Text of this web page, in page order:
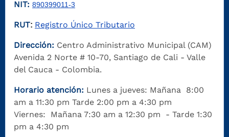
NIT: 890399011-3
RUT: Registro Único Tributario
Dirección: Centro Administrativo Municipal (CAM)
Avenida 2 Norte # 10-70, Santiago de Cali - Valle
del Cauca - Colombia.
Horario atención: Lunes a jueves: Mañana 8:00
am a 11:30 pm Tarde 2:00 pm a 4:30 pm
Viernes: Mañana 7:30 am a 12:30 pm - Tarde 1:30
pm a 4:30 pm